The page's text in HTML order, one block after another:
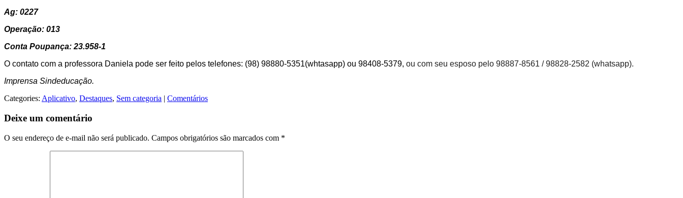
Ag: 0227
Operação: 013
Conta Poupança: 23.958-1
O contato com a professora Daniela pode ser feito pelos telefones: (98) 98880-5351(whtasapp) ou 98408-5379, ou com seu esposo pelo 98887-8561 / 98828-2582 (whatsapp).
Imprensa Sindeducação.
Categories: Aplicativo, Destaques, Sem categoria | Comentários
Deixe um comentário
O seu endereço de e-mail não será publicado. Campos obrigatórios são marcados com *